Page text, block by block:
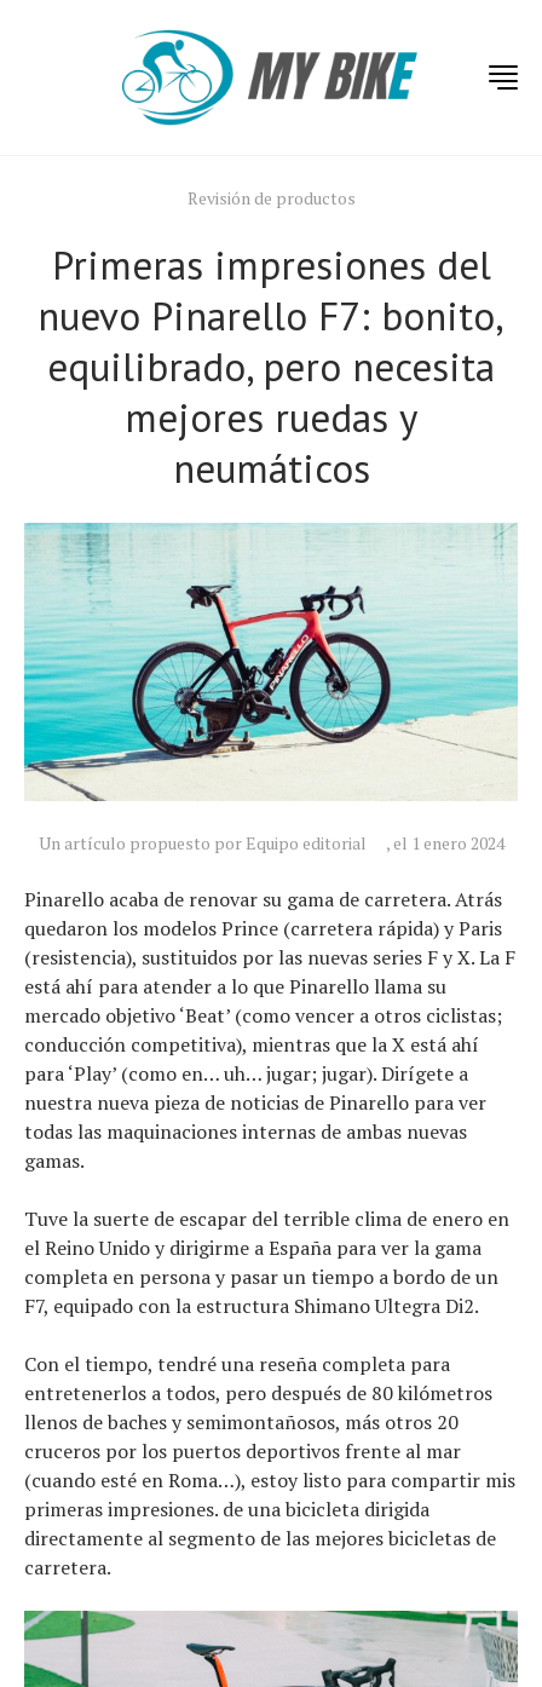
Revisión de productos
Primeras impresiones del
nuevo Pinarello F7: bonito,
equilibrado, pero necesita
mejores ruedas y
neumáticos
Un artículo propuesto por Equipo editorial , el 1 enero 2024
Pinarello acaba de renovar su gama de carretera. Atrás
quedaron los modelos Prince (carretera rápida) y Paris
(resistencia), sustituidos por las nuevas series F y X. La F
está ahí para atender a lo que Pinarello llama su
mercado objetivo ‘Beat’ (como vencer a otros ciclistas;
conducción competitiva), mientras que la X está ahí
para ‘Play’ (como en… uh… jugar; jugar). Dirígete a
nuestra nueva pieza de noticias de Pinarello para ver
todas las maquinaciones internas de ambas nuevas
gamas.
Tuve la suerte de escapar del terrible clima de enero en
el Reino Unido y dirigirme a España para ver la gama
completa en persona y pasar un tiempo a bordo de un
F7, equipado con la estructura Shimano Ultegra Di2.
Con el tiempo, tendré una reseña completa para
entretenerlos a todos, pero después de 80 kilómetros
llenos de baches y semimontañosos, más otros 20
cruceros por los puertos deportivos frente al mar
(cuando esté en Roma…), estoy listo para compartir mis
primeras impresiones. de una bicicleta dirigida
directamente al segmento de las mejores bicicletas de
carretera.